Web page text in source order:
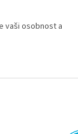
vaši osobnost a